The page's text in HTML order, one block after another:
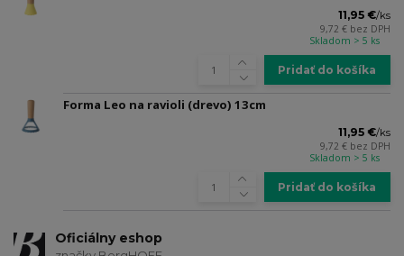
11,95 €/ks
9,72 € bez DPH
Skladom > 5 ks
Pridať do košíka
Forma Leo na ravioli (drevo) 13cm
11,95 €/ks
9,72 € bez DPH
Skladom > 5 ks
Pridať do košíka
Oficiálny eshop